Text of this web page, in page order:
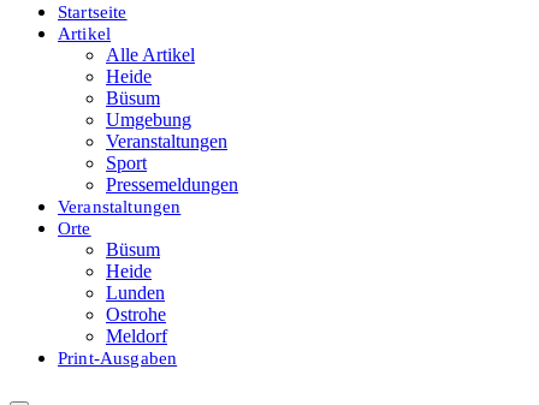
Startseite
Artikel
Alle Artikel
Heide
Büsum
Umgebung
Veranstaltungen
Sport
Pressemeldungen
Veranstaltungen
Orte
Büsum
Heide
Lunden
Ostrohe
Meldorf
Print-Ausgaben